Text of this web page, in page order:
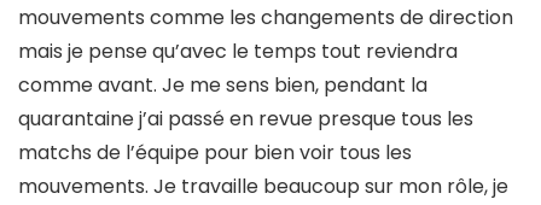
mouvements comme les changements de direction
mais je pense qu’avec le temps tout reviendra
comme avant. Je me sens bien, pendant la
quarantaine j’ai passé en revue presque tous les
matchs de l’équipe pour bien voir tous les
mouvements. Je travaille beaucoup sur mon rôle, je